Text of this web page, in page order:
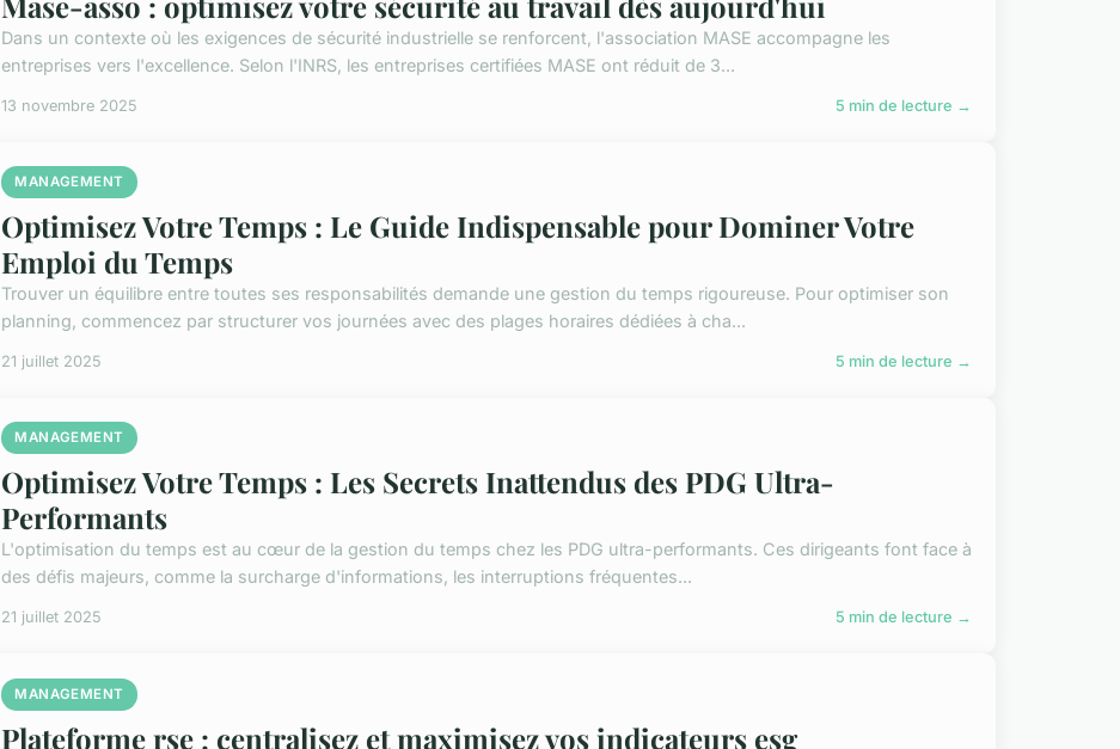
Dans un contexte où les exigences de sécurité industrielle se renforcent, l'association MASE accompagne les
entreprises vers l'excellence. Selon l'INRS, les entreprises certifiées MASE ont réduit de 3...
13 novembre 2025 5 min de lecture →
MANAGEMENT
Optimisez Votre Temps : Le Guide Indispensable pour Dominer Votre
Emploi du Temps
Trouver un équilibre entre toutes ses responsabilités demande une gestion du temps rigoureuse. Pour optimiser son
planning, commencez par structurer vos journées avec des plages horaires dédiées à cha...
21 juillet 2025 5 min de lecture →
MANAGEMENT
Optimisez Votre Temps : Les Secrets Inattendus des PDG Ultra-
Performants
L'optimisation du temps est au cœur de la gestion du temps chez les PDG ultra-performants. Ces dirigeants font face à
des défis majeurs, comme la surcharge d'informations, les interruptions fréquentes...
21 juillet 2025 5 min de lecture →
MANAGEMENT
Plateforme rse : centralisez et maximisez vos indicateurs esg